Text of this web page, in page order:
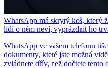
WhatsApp má skrytý koš, který
lidí o něm neví, vyprázdnit ho
WhatsApp ve vašem telefonu
dokumenty, které jste možná
zvládnete dřív, než dočtete tento